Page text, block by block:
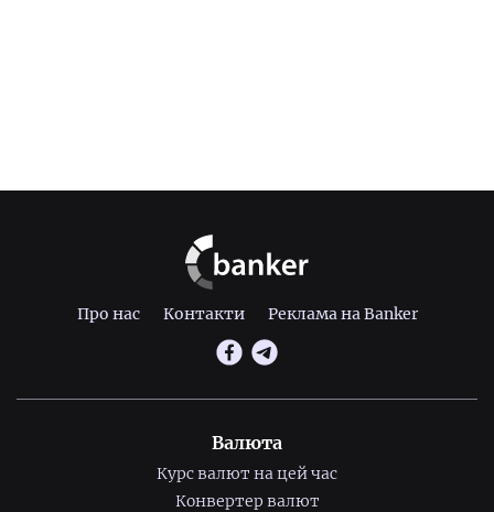
Про нас Контакти Реклама на Banker
Валюта
Курс валют на цей час
Конвертер валют